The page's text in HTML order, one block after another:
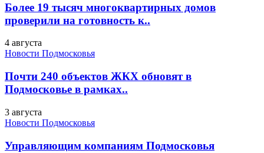
Более 19 тысяч многоквартирных домов
проверили на готовность к..
4 августа
Новости Подмосковья
Почти 240 объектов ЖКХ обновят в
Подмосковье в рамках..
3 августа
Новости Подмосковья
Управляющим компаниям Подмосковья